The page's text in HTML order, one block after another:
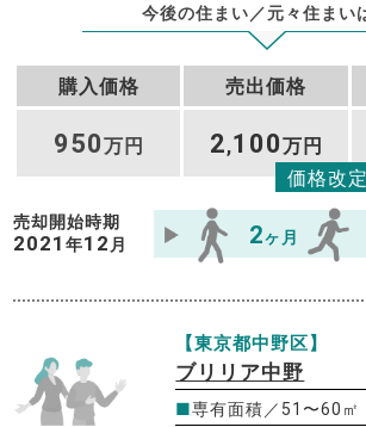
今後の住まい／元々住まい
購入価格 売出価格
950万円 2,100万円
価格改定
売却開始時期
2021年12 月 2ヶ月
【東京都中野区】
ブリリア中野
■専有面積／51〜60㎡